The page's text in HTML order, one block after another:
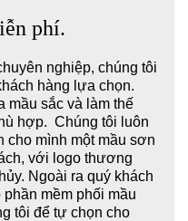
phí.
nghiệp, chúng tôi
hàng lựa chọn.
mầu sắc và làm thế
hợp. Chúng tôi luôn
cho mình một mầu sơn
với logo thương
Ngoài ra quý khách
mềm phối mầu
tôi để tự chọn cho